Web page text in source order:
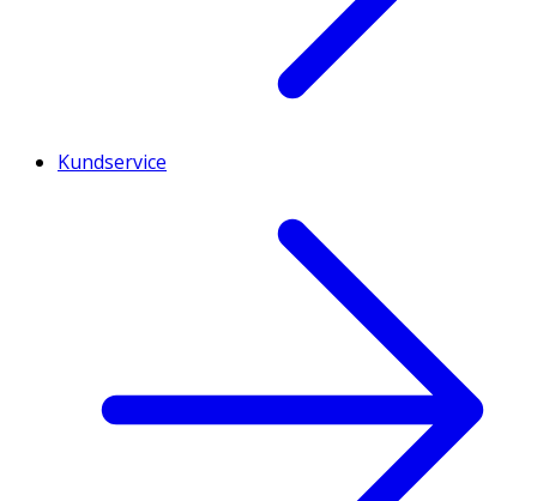
Kundservice